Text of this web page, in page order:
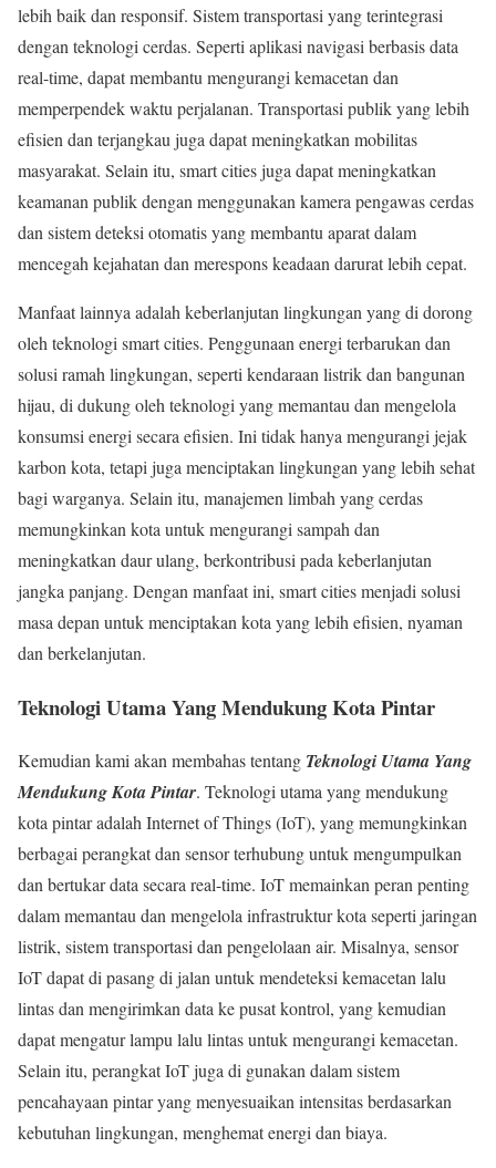
lebih baik dan responsif. Sistem transportasi yang terintegrasi
dengan teknologi cerdas. Seperti aplikasi navigasi berbasis data
real-time, dapat membantu mengurangi kemacetan dan
memperpendek waktu perjalanan. Transportasi publik yang lebih
efisien dan terjangkau juga dapat meningkatkan mobilitas
masyarakat. Selain itu, smart cities juga dapat meningkatkan
keamanan publik dengan menggunakan kamera pengawas cerdas
dan sistem deteksi otomatis yang membantu aparat dalam
mencegah kejahatan dan merespons keadaan darurat lebih cepat.
Manfaat lainnya adalah keberlanjutan lingkungan yang di dorong
oleh teknologi smart cities. Penggunaan energi terbarukan dan
solusi ramah lingkungan, seperti kendaraan listrik dan bangunan
hijau, di dukung oleh teknologi yang memantau dan mengelola
konsumsi energi secara efisien. Ini tidak hanya mengurangi jejak
karbon kota, tetapi juga menciptakan lingkungan yang lebih sehat
bagi warganya. Selain itu, manajemen limbah yang cerdas
memungkinkan kota untuk mengurangi sampah dan
meningkatkan daur ulang, berkontribusi pada keberlanjutan
jangka panjang. Dengan manfaat ini, smart cities menjadi solusi
masa depan untuk menciptakan kota yang lebih efisien, nyaman
dan berkelanjutan.
Teknologi Utama Yang Mendukung Kota Pintar
Kemudian kami akan membahas tentang Teknologi Utama Yang
Mendukung Kota Pintar. Teknologi utama yang mendukung
kota pintar adalah Internet of Things (IoT), yang memungkinkan
berbagai perangkat dan sensor terhubung untuk mengumpulkan
dan bertukar data secara real-time. IoT memainkan peran penting
dalam memantau dan mengelola infrastruktur kota seperti jaringan
listrik, sistem transportasi dan pengelolaan air. Misalnya, sensor
IoT dapat di pasang di jalan untuk mendeteksi kemacetan lalu
lintas dan mengirimkan data ke pusat kontrol, yang kemudian
dapat mengatur lampu lalu lintas untuk mengurangi kemacetan.
Selain itu, perangkat IoT juga di gunakan dalam sistem
pencahayaan pintar yang menyesuaikan intensitas berdasarkan
kebutuhan lingkungan, menghemat energi dan biaya.